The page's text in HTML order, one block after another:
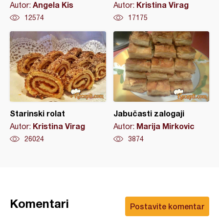
Autor: Angela Kis
12574
Autor: Kristina Virag
17175
Starinski rolat
Autor: Kristina Virag
26024
Jabučasti zalogaji
Autor: Marija Mirkovic
3874
Postavite komentar
Komentari